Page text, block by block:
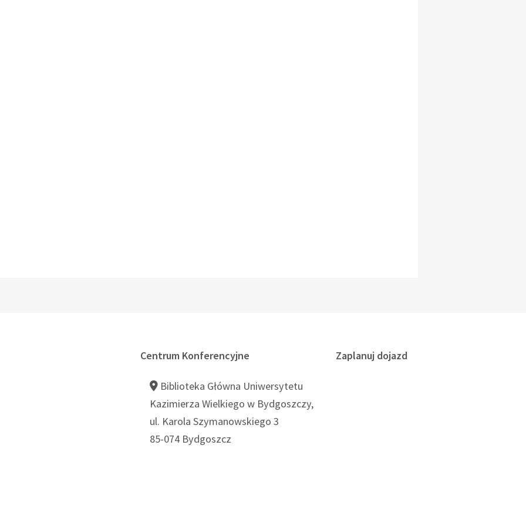
Centrum Konferencyjne
Biblioteka Główna Uniwersytetu
Kazimierza Wielkiego w Bydgoszczy,
ul. Karola Szymanowskiego 3
85-074 Bydgoszcz
Zaplanuj dojazd